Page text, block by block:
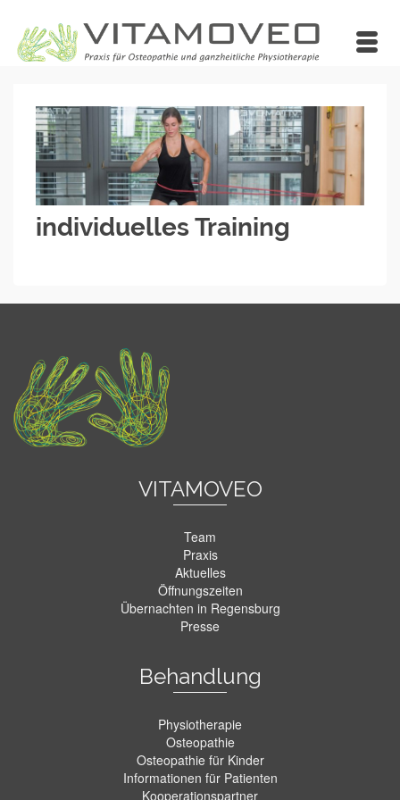
individuelles Training
VITAMOVEO
Team
Praxis
Aktuelles
Öffnungszeiten
Übernachten in Regensburg
Presse
Behandlung
Physiotherapie
Osteopathie
Osteopathie für Kinder
Informationen für Patienten
Kooperationspartner